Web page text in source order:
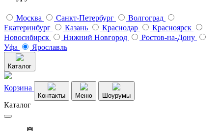
Москва Санкт-Петербург
Волгоград
Екатеринбург
Казань Краснодар
Красноярск
Новосибирск
Нижний Новгород
Ростов-на-Дону
Уфа
Ярославль
Каталог
Корзина
Контакты Меню Шоурумы
Каталог